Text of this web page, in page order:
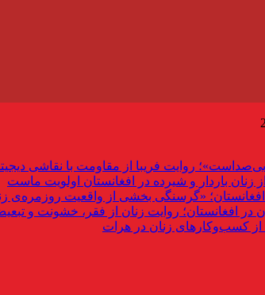
روایت فریبا از مقاومت با نقاشی
زنان باردار و شیرده در افغانستان اولویت ماست
افغانستان؛ «گرسنگی بخشی از واقعیت روزمره‌ی
افغانستان؛ روایت زنان از فقر، خشونت و
کسب‌وکارهای زنان در هرات